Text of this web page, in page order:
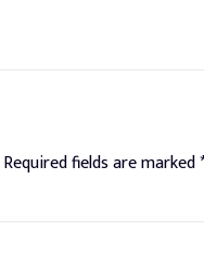
Required fields are marked